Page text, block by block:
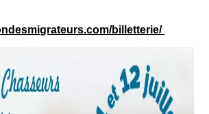
billetterie/